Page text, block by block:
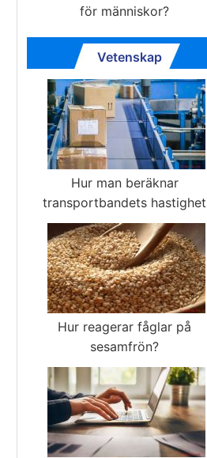
för människor?
Vetenskap
Hur man beräknar
transportbandets hastighet
Hur reagerar fåglar på
sesamfrön?